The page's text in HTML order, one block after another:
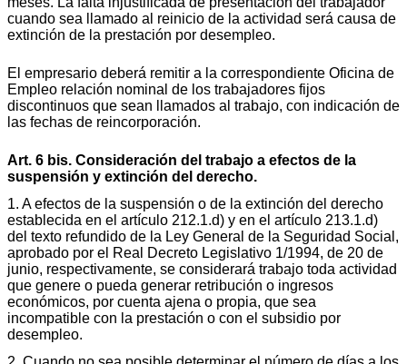
cuando sea llamado al reinicio de la actividad será causa de
extinción de la prestación por desempleo.
El empresario deberá remitir a la correspondiente Oficina de
Empleo relación nominal de los trabajadores fijos
discontinuos que sean llamados al trabajo, con indicación de
las fechas de reincorporación.
Art. 6 bis. Consideración del trabajo a efectos de la
suspensión y extinción del derecho.
1. A efectos de la suspensión o de la extinción del derecho
establecida en el artículo 212.1.d) y en el artículo 213.1.d)
del texto refundido de la Ley General de la Seguridad Social,
aprobado por el Real Decreto Legislativo 1/1994, de 20 de
junio, respectivamente, se considerará trabajo toda actividad
que genere o pueda generar retribución o ingresos
económicos, por cuenta ajena o propia, que sea
incompatible con la prestación o con el subsidio por
desempleo.